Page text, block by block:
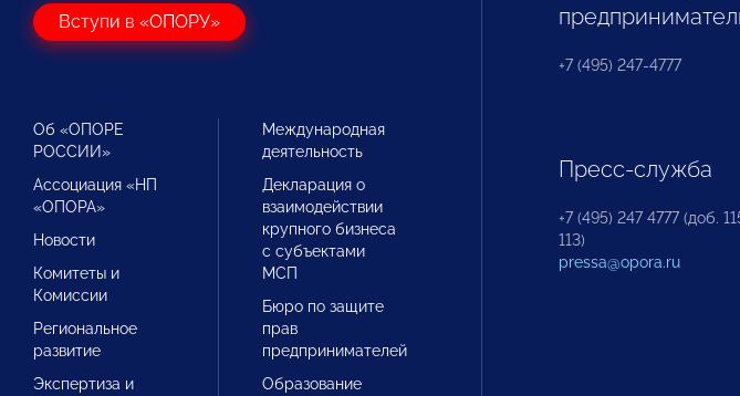
Вступи в «ОПОРУ»
Об «ОПОРЕ
РОССИИ»
Ассоциация «НП
«ОПОРА»
Новости
Комитеты и
Комиссии
Региональное
развитие
Экспертиза и
Международная
деятельность
Декларация о
взаимодействии
крупного бизнеса
с субъектами
МСП
Бюро по защите
прав
предпринимателей
Образование
+7 (495) 247-4777
Пресс-служба
+7 (495) 247 4777 (доб.
113)
pressa@opora.ru